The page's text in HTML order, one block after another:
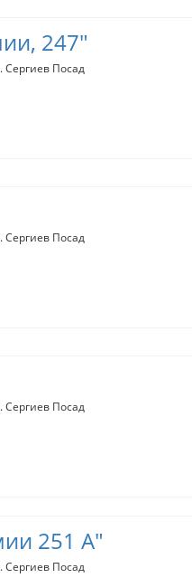
247"
Сергиев Посад
Сергиев Посад
Сергиев Посад
251 А"
Сергиев Посад